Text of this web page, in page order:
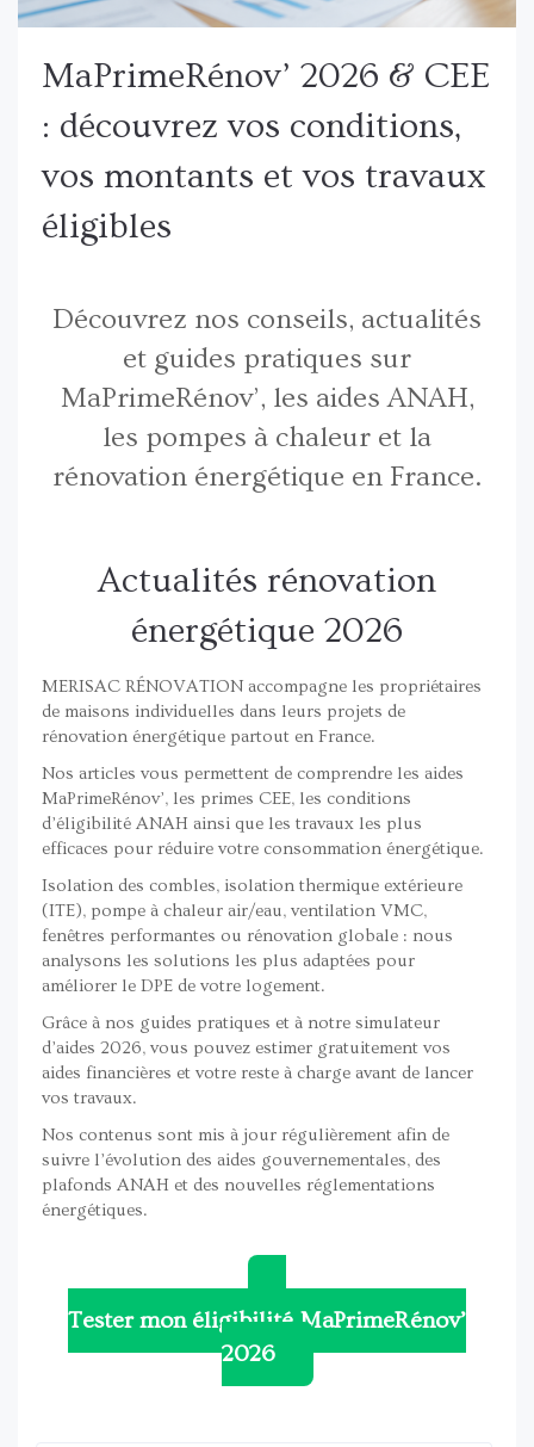
MaPrimeRénov’ 2026 & CEE
: découvrez vos conditions,
vos montants et vos travaux
éligibles
Découvrez nos conseils, actualités
et guides pratiques sur
MaPrimeRénov’, les aides ANAH,
les pompes à chaleur et la
rénovation énergétique en France.
Actualités rénovation
énergétique 2026
MERISAC RÉNOVATION accompagne les propriétaires
de maisons individuelles dans leurs projets de
rénovation énergétique partout en France.
Nos articles vous permettent de comprendre les aides
MaPrimeRénov’, les primes CEE, les conditions
d’éligibilité ANAH ainsi que les travaux les plus
efficaces pour réduire votre consommation énergétique.
Isolation des combles, isolation thermique extérieure
(ITE), pompe à chaleur air/eau, ventilation VMC,
fenêtres performantes ou rénovation globale : nous
analysons les solutions les plus adaptées pour
améliorer le DPE de votre logement.
Grâce à nos guides pratiques et à notre simulateur
d’aides 2026, vous pouvez estimer gratuitement vos
aides financières et votre reste à charge avant de lancer
vos travaux.
Nos contenus sont mis à jour régulièrement afin de
suivre l’évolution des aides gouvernementales, des
plafonds ANAH et des nouvelles réglementations
énergétiques.
Tester mon éligibilité MaPrimeRénov’
2026